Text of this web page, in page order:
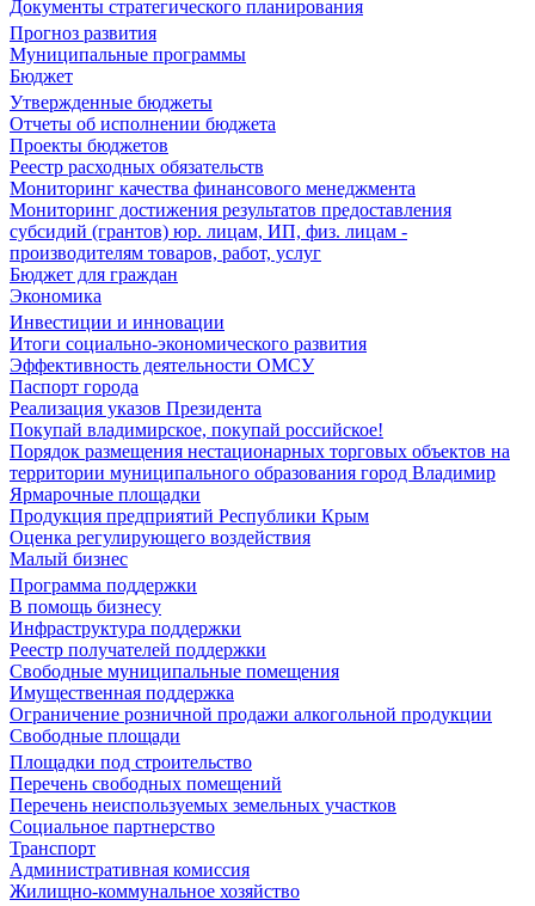
Документы стратегического планирования
Прогноз развития
Муниципальные программы
Бюджет
Утвержденные бюджеты
Отчеты об исполнении бюджета
Проекты бюджетов
Реестр расходных обязательств
Мониторинг качества финансового менеджмента
Мониторинг достижения результатов предоставления
субсидий (грантов) юр. лицам, ИП, физ. лицам -
производителям товаров, работ, услуг
Бюджет для граждан
Экономика
Инвестиции и инновации
Итоги социально-экономического развития
Эффективность деятельности ОМСУ
Паспорт города
Реализация указов Президента
Покупай владимирское, покупай российское!
Порядок размещения нестационарных торговых объектов на
территории муниципального образования город Владимир
Ярмарочные площадки
Продукция предприятий Республики Крым
Оценка регулирующего воздействия
Малый бизнес
Программа поддержки
В помощь бизнесу
Инфраструктура поддержки
Реестр получателей поддержки
Свободные муниципальные помещения
Имущественная поддержка
Ограничение розничной продажи алкогольной продукции
Свободные площади
Площадки под строительство
Перечень свободных помещений
Перечень неиспользуемых земельных участков
Социальное партнерство
Транспорт
Административная комиссия
Жилищно-коммунальное хозяйство